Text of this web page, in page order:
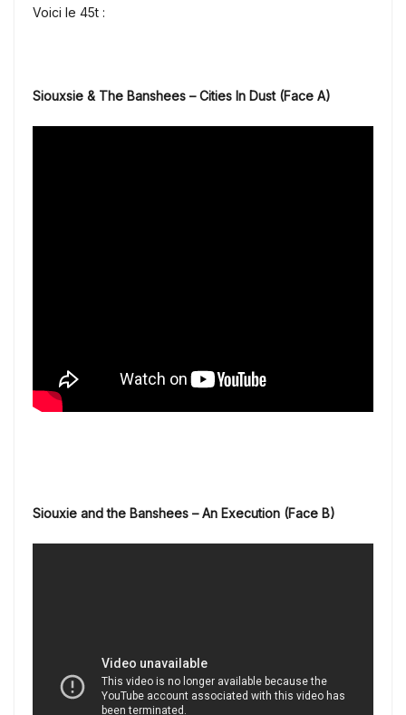
Voici le 45t :
Siouxsie & The Banshees – Cities In Dust (Face A)
Siouxie and the Banshees – An Execution (Face B)